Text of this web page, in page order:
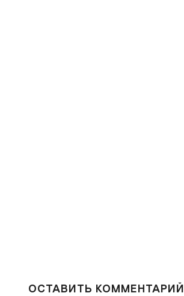
ОСТАВИТЬ КОММЕНТАРИЙ